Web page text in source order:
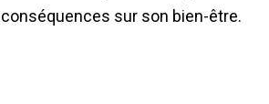
sur son bien-être.